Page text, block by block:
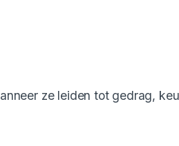
ze leiden tot gedrag,